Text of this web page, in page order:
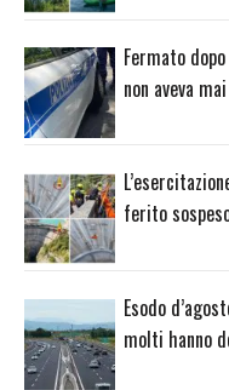
Fermato
non aveva
ferito
Esodo
molti hanno